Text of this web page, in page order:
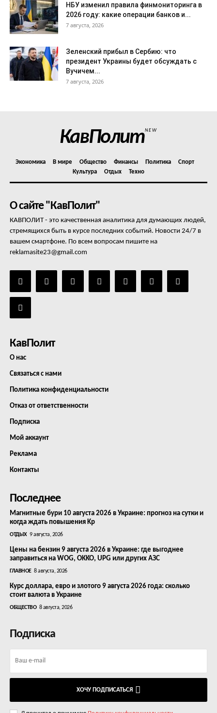
НБУ изменил правила финмониторинга в
2026 году: какие операции банков и...
7 августа, 2026
Зеленский прибыл в Сербию: что
президент Украины будет обсуждать с
Вучичем...
7 августа, 2026
КавПолитNEW
Экономика В мире Общество Финансы Политика
Спорт
Культура
Отдых Техно
О сайте "КавПолит"
КАВПОЛИТ - это качественная аналитика для думающих людей,
стремящихся быть в курсе последних событий. Новости 24/7 в
вашем смартфоне. По всем вопросам пишите на
reklamasite23@gmail.com
КавПолит
О нас
Связаться с нами
Политика конфиденциальности
Отказ от ответственности
Подписка
Мой аккаунт
Реклама
Контакты
Последнее
Магнитные бури 10 августа 2026 в Украине: прогноз на сутки и
когда ждать повышения Kp
ОТДЫХ 9 августа, 2026
Цены на бензин 9 августа 2026 в Украине: где выгоднее
заправиться на WOG, OKKO, UPG или других АЗС
ГЛАВНОЕ 8 августа, 2026
Курс доллара, евро и злотого 9 августа 2026 года: сколько
стоит валюта в Украине
ОБЩЕСТВО 8 августа, 2026
Подписка
ХОЧУ ПОДПИСАТЬСЯ